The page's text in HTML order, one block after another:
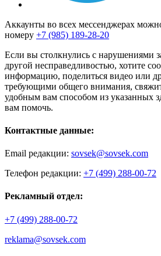
Аккаунты во всех мессенджерах
номеру +7 (985) 189-28-20
Если вы столкнулись с нарушениями
другой несправедливостью, хотите
информацию, поделиться видео или
требующими общего внимания,
удобным вам способом из указанных
вам помочь.
Контактные данные:
Email редакции: sovsek@sovsek.com
Телефон редакции: +7 (499) 288-00-72
Рекламный отдел:
+7 (499) 288-00-72
reklama@sovsek.com